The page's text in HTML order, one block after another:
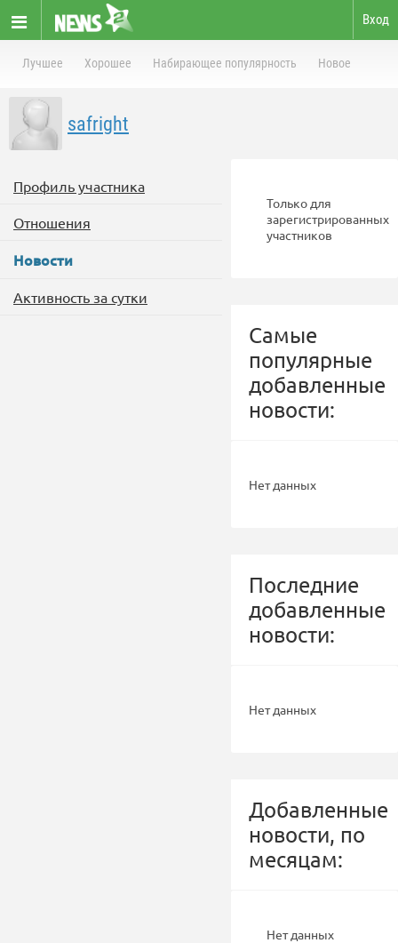
Вход
Лучшее Хорошее Набирающее популярность Новое
safright
Профиль участника
Отношения
Новости
Активность за сутки
Только для
зарегистрированных
участников
Самые
популярные
добавленные
новости:
Нет данных
Последние
добавленные
новости:
Нет данных
Добавленные
новости, по
месяцам:
Нет данных